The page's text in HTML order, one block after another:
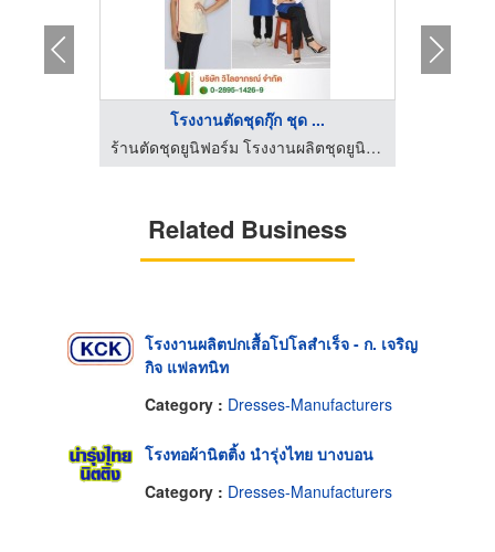
โรงงานตัดชุดกุ๊ก ชุด ...
ร้านตัดชุดยูนิฟอร์ม โรงงานผลิตชุดยูนิฟอร์ม
Related Business
โรงงานผลิตปกเสื้อโปโลสำเร็จ - ก. เจริญ
กิจ แฟลทนิท
Category : Dresses-Manufacturers
โรงทอผ้านิตติ้ง นำรุ่งไทย บางบอน
Category : Dresses-Manufacturers